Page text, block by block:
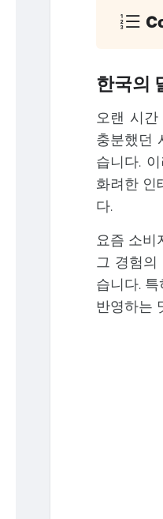
한국의
오랜 시
충분했던
습니다.
화려한 인
다.
요즘 소비
그 경험의
습니다.
반영하는